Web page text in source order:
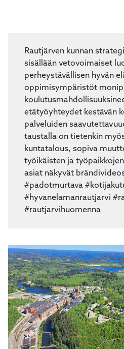
Rautjärven kunnan
sisällään vetovoimaiset
perheystävällisen hyvän
oppimisympäristöt
etätyöyhteydet kestävän
palveluiden
taustalla on tietenkin
kuntatalous, sopiva
työikäisten ja
asiat näkyvät
#padotmurtava